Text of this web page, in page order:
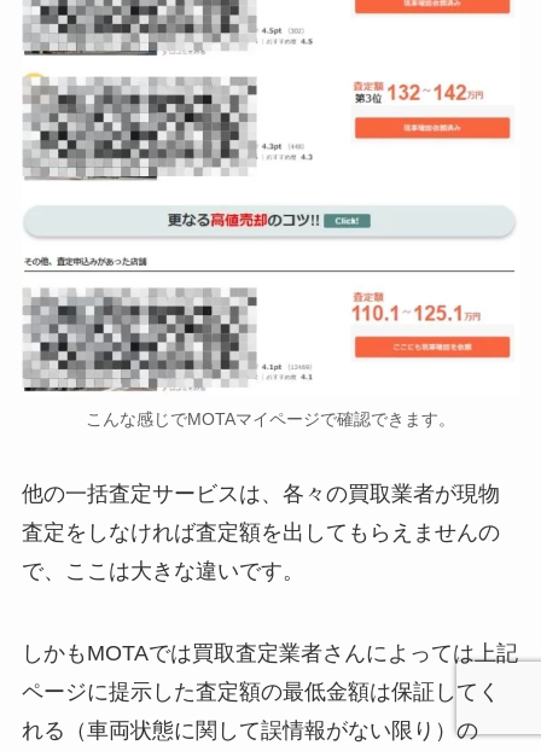
こんな感じでMOTAマイページで確認できます。
他の一括査定サービスは、各々の買取業者が現物
査定をしなければ査定額を出してもらえませんの
で、ここは大きな違いです。
しかもMOTAでは買取査定業者さんによっては上記
ページに提示した査定額の最低金額は保証してく
れる（車両状態に関して誤情報がない限り）の